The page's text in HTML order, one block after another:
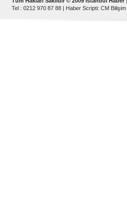
Tel : 0212 970 87 88 | Haber Scripti: CM Bilişim